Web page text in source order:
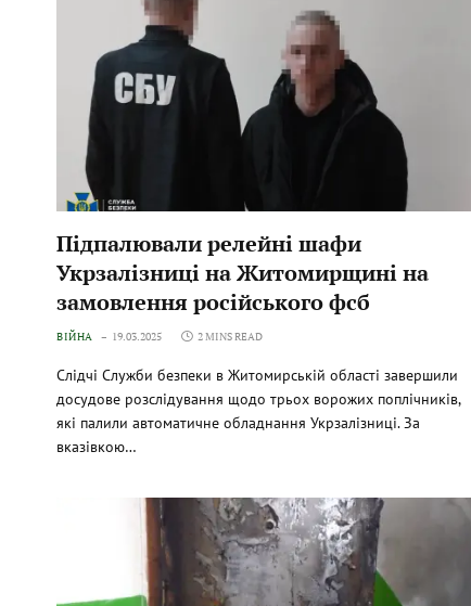
Підпалювали релейні шафи
Укрзалізниці на Житомирщині на
замовлення російського фсб
ВІЙНА 19.03.2025 2 MINS READ
Слідчі Служби безпеки в Житомирській області завершили
досудове розслідування щодо трьох ворожих поплічників,
які палили автоматичне обладнання Укрзалізниці. За
вказівкою…